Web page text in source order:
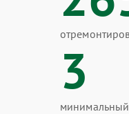
3